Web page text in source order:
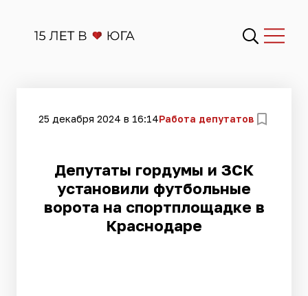
25 декабря 2024 в 16:14Работа депутатов
Депутаты гордумы и ЗСК
установили футбольные
ворота на спортплощадке в
Краснодаре